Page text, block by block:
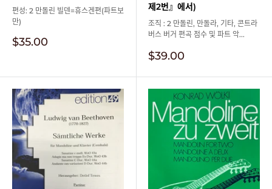
편성: 2 만돌린 빌덴=휴스겐편(파트보
만)
판
매
격
$35.00
제2번』에서)
조직 : 2 만돌린, 만돌라, 기타, 콘트라
버스 버거 편곡 점수 및 파트 악...
판
매
가
격
$39.00